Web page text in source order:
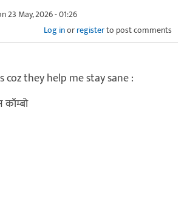
23 May, 2026 - 01:26
Log inorregisterto post comments
coz they help me stay sane :
कॉम्बो